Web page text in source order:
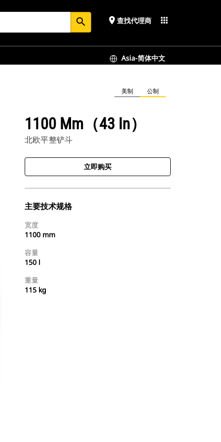
search place 查找代理商 apps
Asia-简体中文
美制 公制
1100 Mm（43 In）
北欧平整铲斗
立即购买
主要技术规格
宽度
1100 mm
容量
150 l
重量
115 kg